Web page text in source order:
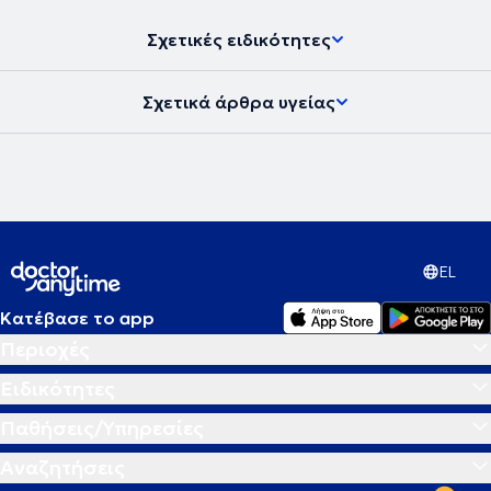
Σχετικές ειδικότητες
Σχετικά άρθρα υγείας
EL
Κατέβασε το app